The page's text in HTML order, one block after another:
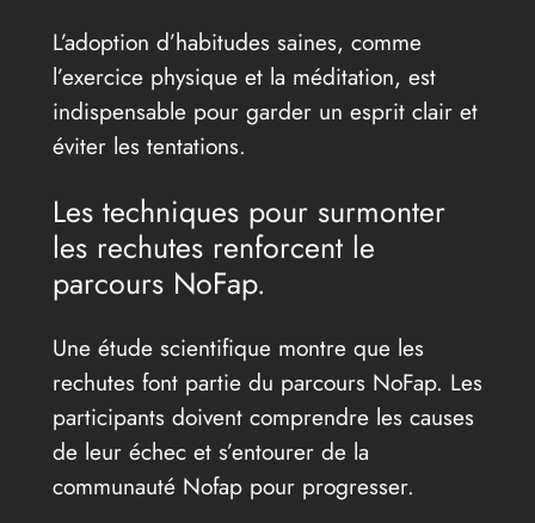
L’adoption d’habitudes saines, comme
l’exercice physique et la méditation, est
indispensable pour garder un esprit clair et
éviter les tentations.
Les techniques pour surmonter
les rechutes renforcent le
parcours NoFap.
Une étude scientifique montre que les
rechutes font partie du parcours NoFap. Les
participants doivent comprendre les causes
de leur échec et s’entourer de la
communauté Nofap pour progresser.